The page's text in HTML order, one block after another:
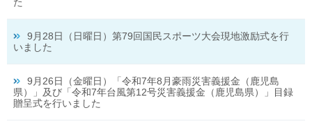
た
9月28日（日曜日）第79回国民スポーツ大会現地激励式を行
いました
9月26日（金曜日）「令和7年8月豪雨災害義援金（鹿児島
県）」及び「令和7年台風第12号災害義援金（鹿児島県）」目録
贈呈式を行いました